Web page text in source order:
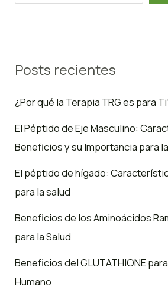
Posts recientes
¿Por qué la Terapia TRG es para
El Péptido de Eje Masculino:
Beneficios y su Importancia para
El péptido de hígado:
para la salud
Beneficios de los Aminoácidos
para la Salud
Beneficios del GLUTATHIONE
Humano